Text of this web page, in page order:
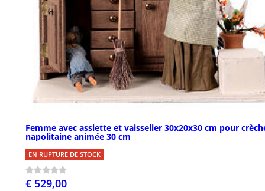
Femme avec assiette et vaisselier 30x20x30 cm pour
napolitaine animée 30 cm
EN RUPTURE DE STOCK
€ 529,00